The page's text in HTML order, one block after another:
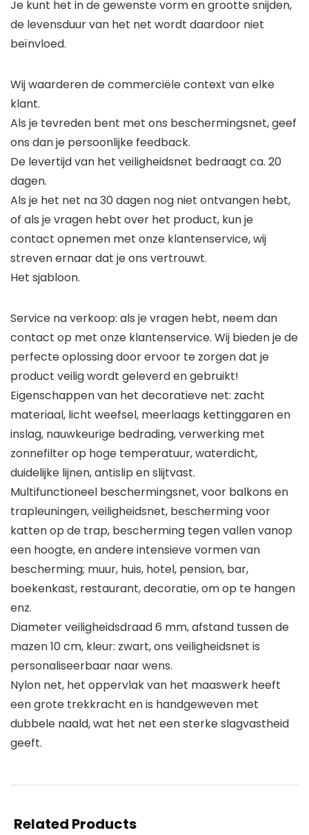
Je kunt het in de gewenste vorm en grootte snijden,
de levensduur van het net wordt daardoor niet
beïnvloed.
Wij waarderen de commerciële context van elke
klant.
Als je tevreden bent met ons beschermingsnet, geef
ons dan je persoonlijke feedback.
De levertijd van het veiligheidsnet bedraagt ca. 20
dagen.
Als je het net na 30 dagen nog niet ontvangen hebt,
of als je vragen hebt over het product, kun je
contact opnemen met onze klantenservice, wij
streven ernaar dat je ons vertrouwt.
Het sjabloon.
Service na verkoop: als je vragen hebt, neem dan
contact op met onze klantenservice. Wij bieden je de
perfecte oplossing door ervoor te zorgen dat je
product veilig wordt geleverd en gebruikt!
Eigenschappen van het decoratieve net: zacht
materiaal, licht weefsel, meerlaags kettinggaren en
inslag, nauwkeurige bedrading, verwerking met
zonnefilter op hoge temperatuur, waterdicht,
duidelijke lijnen, antislip en slijtvast.
Multifunctioneel beschermingsnet, voor balkons en
trapleuningen, veiligheidsnet, bescherming voor
katten op de trap, bescherming tegen vallen vanop
een hoogte, en andere intensieve vormen van
bescherming; muur, huis, hotel, pension, bar,
boekenkast, restaurant, decoratie, om op te hangen
enz.
Diameter veiligheidsdraad 6 mm, afstand tussen de
mazen 10 cm, kleur: zwart, ons veiligheidsnet is
personaliseerbaar naar wens.
Nylon net, het oppervlak van het maaswerk heeft
een grote trekkracht en is handgeweven met
dubbele naald, wat het net een sterke slagvastheid
geeft.
Related Products